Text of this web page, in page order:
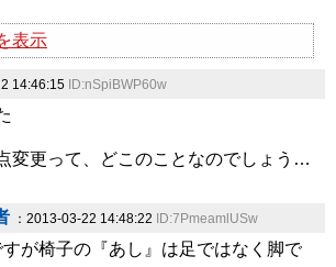
表示
14:46:15 ID:nSpiBWP60w
変更って、どこのことなのでしょう…
：2013-03-22 14:48:22 ID:7PmeamlUSw
が椅子の『あし』は足ではなく脚で